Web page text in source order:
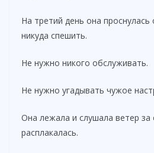
На третий день она
никуда спешить.
Не нужно никого обслуживать.
Не нужно угадывать чужое
Она лежала и слушала ветер
расплакалась.